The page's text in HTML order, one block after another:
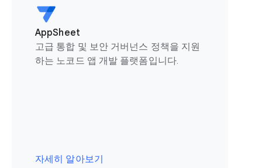
AppSheet
고급 통합 및 보안 거버넌스 정책을 지원
하는 노코드 앱 개발 플랫폼입니다.
자세히 알아보기